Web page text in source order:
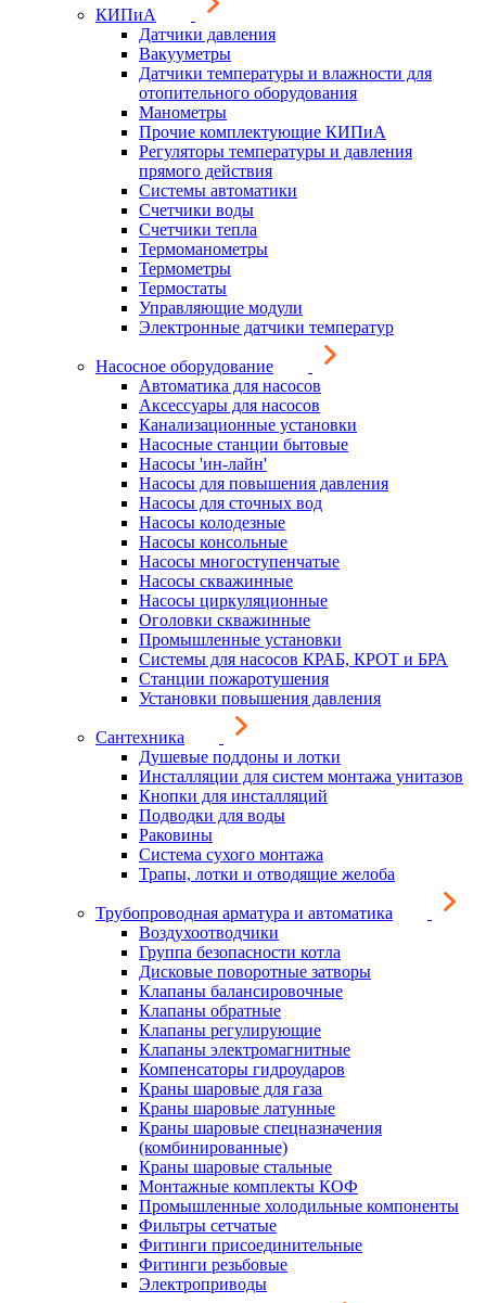
КИПиА
Датчики давления
Вакууметры
Датчики температуры и влажности для
отопительного оборудования
Манометры
Прочие комплектующие КИПиА
Регуляторы температуры и давления
прямого действия
Системы автоматики
Счетчики воды
Счетчики тепла
Термоманометры
Термометры
Термостаты
Управляющие модули
Электронные датчики температур
Насосное оборудование
Автоматика для насосов
Аксессуары для насосов
Канализационные установки
Насосные станции бытовые
Насосы 'ин-лайн'
Насосы для повышения давления
Насосы для сточных вод
Насосы колодезные
Насосы консольные
Насосы многоступенчатые
Насосы скважинные
Насосы циркуляционные
Оголовки скважинные
Промышленные установки
Системы для насосов КРАБ, КРОТ и БРА
Станции пожаротушения
Установки повышения давления
Сантехника
Душевые поддоны и лотки
Инсталляции для систем монтажа унитазов
Кнопки для инсталляций
Подводки для воды
Раковины
Система сухого монтажа
Трапы, лотки и отводящие желоба
Трубопроводная арматура и автоматика
Воздухоотводчики
Группа безопасности котла
Дисковые поворотные затворы
Клапаны балансировочные
Клапаны обратные
Клапаны регулирующие
Клапаны электромагнитные
Компенсаторы гидроударов
Краны шаровые для газа
Краны шаровые латунные
Краны шаровые спецназначения
(комбинированные)
Краны шаровые стальные
Монтажные комплекты КОФ
Промышленные холодильные компоненты
Фильтры сетчатые
Фитинги присоединительные
Фитинги резьбовые
Электроприводы